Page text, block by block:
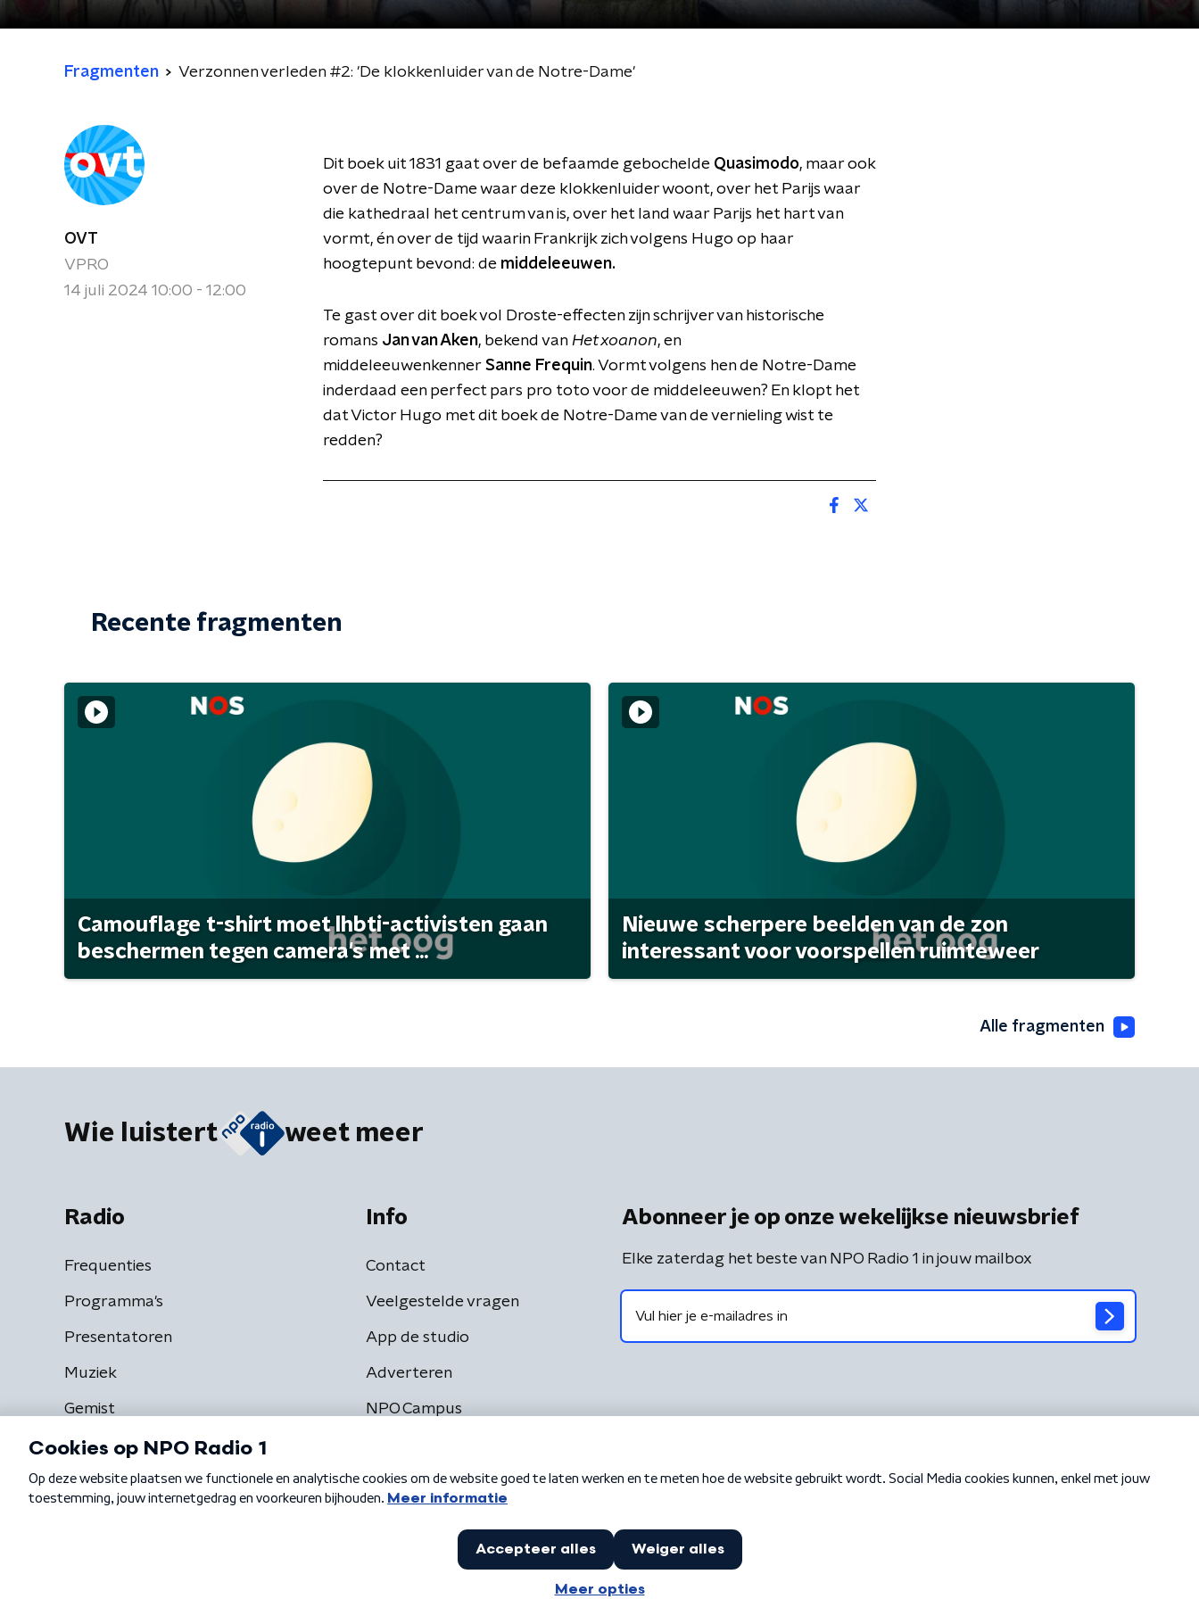
Fragmenten Verzonnen verleden #2: 'De klokkenluider van de Notre-Dame'
OVT
VPRO
14 juli 2024 10:00 - 12:00
Dit boek uit 1831 gaat over de befaamde gebochelde Quasimodo, maar ook
over de Notre-Dame waar deze klokkenluider woont, over het Parijs waar
die kathedraal het centrum van is, over het land waar Parijs het hart van
vormt, én over de tijd waarin Frankrijk zich volgens Hugo op haar
hoogtepunt bevond: de middeleeuwen.
Te gast over dit boek vol Droste-effecten zijn schrijver van historische
romans Jan van Aken, bekend van Het xoanon, en
middeleeuwenkenner Sanne Frequin. Vormt volgens hen de Notre-Dame
inderdaad een perfect pars pro toto voor de middeleeuwen? En klopt het
dat Victor Hugo met dit boek de Notre-Dame van de vernieling wist te
redden?
Recente fragmenten
Camouflage t-shirt moet lhbti-activisten gaan
beschermen tegen camera's met ...
Nieuwe scherpere beelden van de zon
interessant voor voorspellen ruimteweer
Alle fragmenten
Wie luistert weet meer
Radio
Frequenties
Programma's
Presentatoren
Muziek
Gemist
Info
Contact
Veelgestelde vragen
App de studio
Adverteren
NPO Campus
Abonneer je op onze wekelijkse nieuwsbrief
Elke zaterdag het beste van NPO Radio 1 in jouw mailbox
Algemene voorwaarden Privacybeleid